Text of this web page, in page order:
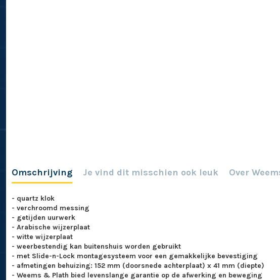
Omschrijving Je vind dit misschien ook leuk Over
- quartz klok
- verchroomd messing
- getijden uurwerk
- Arabische wijzerplaat
- witte wijzerplaat
- weerbestendig kan buitenshuis worden gebruikt
- met Slide-n-Lock montagesysteem voor een gemakkelijke bevestiging
- afmetingen behuizing: 152 mm (doorsnede achterplaat) x 41 mm (diepte)
- Weems & Plath bied levenslange garantie op de afwerking en beweging